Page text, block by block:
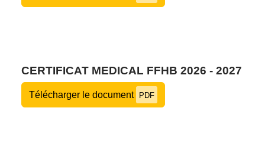
CERTIFICAT MEDICAL FFHB 2026 - 2027
Télécharger le document PDF